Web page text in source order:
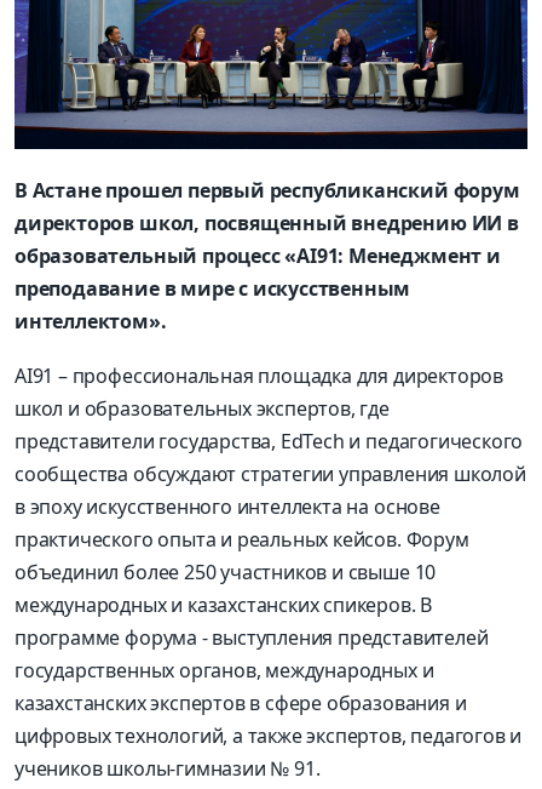
В Астане прошел первый республиканский форум
директоров школ, посвященный внедрению ИИ в
образовательный процесс «АI91: Менеджмент и
преподавание в мире с искусственным
интеллектом».
AI91 – профессиональная площадка для директоров
школ и образовательных экспертов, где
представители государства, EdTech и педагогического
сообщества обсуждают стратегии управления школой
в эпоху искусственного интеллекта на основе
практического опыта и реальных кейсов. Форум
объединил более 250 участников и свыше 10
международных и казахстанских спикеров. В
программе форума - выступления представителей
государственных органов, международных и
казахстанских экспертов в сфере образования и
цифровых технологий, а также экспертов, педагогов и
учеников школы-гимназии № 91.